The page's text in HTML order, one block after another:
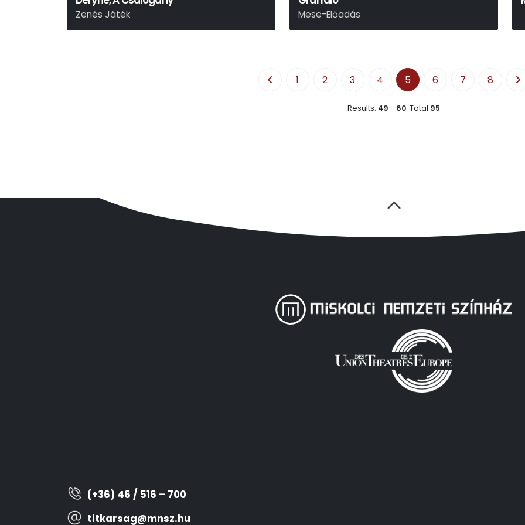
Zenés Játék Mese-Előadás
Julia Donaldson
1 2 3 4 5 6 7 8
Results: 49 - 60. Total 95
(+36) 46 / 516 – 700
titkarsag@mnsz.hu